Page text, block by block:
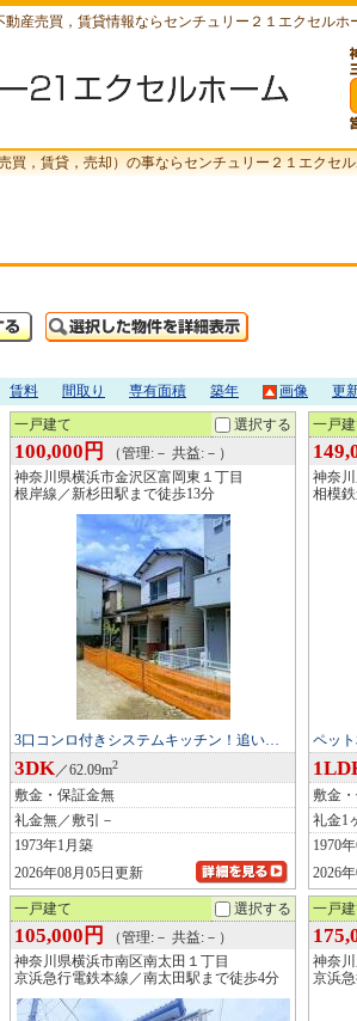
産売買，賃貸情報ならセンチュリー２１エクセルホ
買，賃貸，売却）の事ならセンチュリー２１エクセ
賃料 間取り 専有面積 築年 画像 更
一戸建て 選択する
100,000円
（管理:－ 共益:－）
神奈川県横浜市金沢区富岡東１丁目
根岸線／新杉田駅まで徒歩13分
3口コンロ付きシステムキッチン！追い…
3DK／62.09m2
敷金・保証金無
礼金無／敷引－
1973年1月築
2026年08月05日更新
一戸
神奈
相模
ペッ
敷金
礼金1
1970
2026
一戸建て 選択する
105,000円
（管理:－ 共益:－）
神奈川県横浜市南区南太田１丁目
京浜急行電鉄本線／南太田駅まで徒歩4分
一戸
神奈
京浜